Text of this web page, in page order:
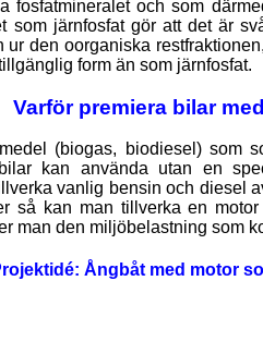
fosfatmineralet och som
som järnfosfat gör att det är
ur den oorganiska
form än som järnfosfat.
Varför premiera bilar
(biogas, biodiesel) som
kan använda utan en
vanlig bensin och diesel
så kan man tillverka en
man den miljöbelastning som
Ångbåt med motor